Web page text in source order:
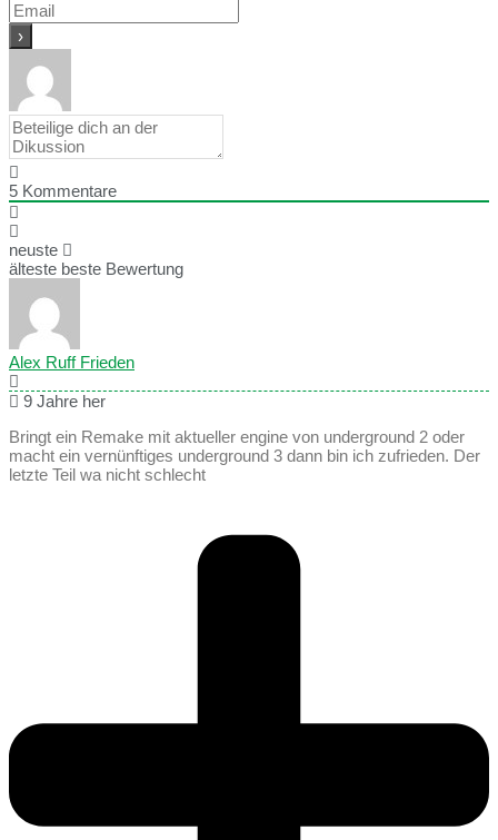
5 Kommentare
neuste
älteste beste Bewertung
Alex Ruff Frieden
9 Jahre her
Bringt ein Remake mit aktueller engine von underground 2 oder
macht ein vernünftiges underground 3 dann bin ich zufrieden. Der
letzte Teil wa nicht schlecht